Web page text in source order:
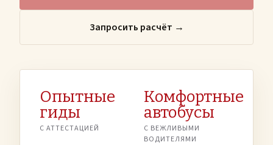
Запросить расчёт →
Опытные
гиды
С АТТЕСТАЦИЕЙ
Комфортные
автобусы
С ВЕЖЛИВЫМИ
ВОДИТЕЛЯМИ